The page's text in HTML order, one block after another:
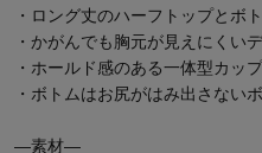
・ロング丈のハーフトップとボ
・かがんでも胸元が見えにくい
・ホールド感のある一体型カッ
・ボトムはお尻がはみ出さない
―素材―